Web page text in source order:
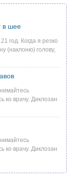
в шее
год. Когда я резко
(наклоню) голову,
ко врачу. Диклозан
ко врачу. Диклозан